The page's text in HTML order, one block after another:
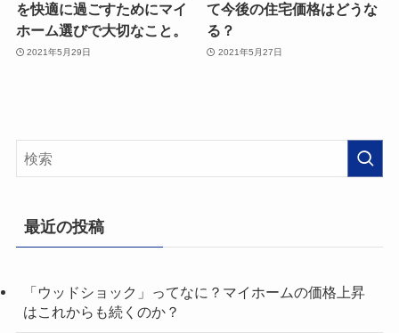
を快適に過ごすためにマイ
ホーム選びで大切なこと。
2021年5月29日
て今後の住宅価格はどうな
る？
2021年5月27日
最近の投稿
「ウッドショック」ってなに？マイホームの価格上昇
はこれからも続くのか？